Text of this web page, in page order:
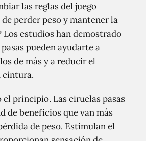
las reglas del juego
perder peso y mantener la
estudios han demostrado
pueden ayudarte a
de más y a reducir el
cintura.
el principio. Las ciruelas pasas
de beneficios que van más
de peso. Estimulan el